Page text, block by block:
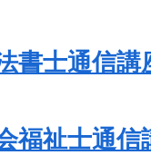
書士通信
福祉士通